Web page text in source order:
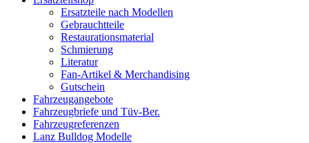
Ersatzteile nach Modellen
Gebrauchtteile
Restaurationsmaterial
Schmierung
Literatur
Fan-Artikel & Merchandising
Gutschein
Fahrzeugangebote
Fahrzeugbriefe und Tüv-Ber.
Fahrzeugreferenzen
Lanz Bulldog Modelle